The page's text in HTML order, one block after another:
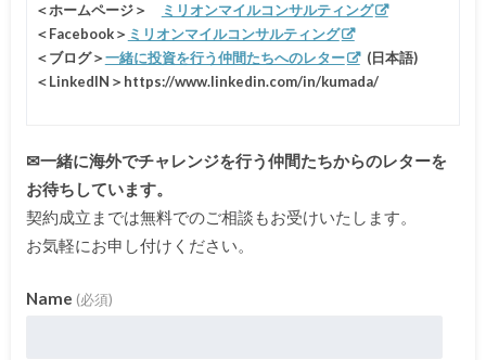
＜ホームページ＞
ミリオンマイルコンサルティング
＜Facebook＞ ミリオンマイルコンサルティング
＜ブログ＞一緒に投資を行う仲間たちへのレター
(日本語)
＜LinkedIN＞https://www.linkedin.com/in/kumada/
✉一緒に海外でチャレンジを行う仲間たちからのレターを
お待ちしています。
契約成立までは無料でのご相談もお受けいたします。
お気軽にお申し付けください。
Name (必須)